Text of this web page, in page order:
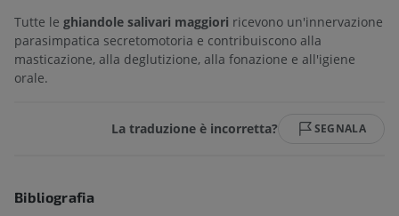
Tutte le ghiandole salivari maggiori ricevono un'innervazione
parasimpatica secretomotoria e contribuiscono alla
masticazione, alla deglutizione, alla fonazione e all'igiene
orale.
La traduzione è incorretta? SEGNALA
Bibliografia